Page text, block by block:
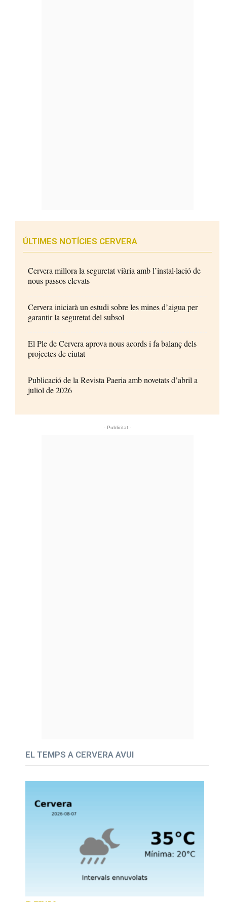
ÚLTIMES NOTÍCIES CERVERA
Cervera millora la seguretat viària amb l’instal·lació de
nous passos elevats
Cervera iniciarà un estudi sobre les mines d’aigua per
garantir la seguretat del subsol
El Ple de Cervera aprova nous acords i fa balanç dels
projectes de ciutat
Publicació de la Revista Paeria amb novetats d’abril a
juliol de 2026
- Publicitat -
EL TEMPS A CERVERA AVUI